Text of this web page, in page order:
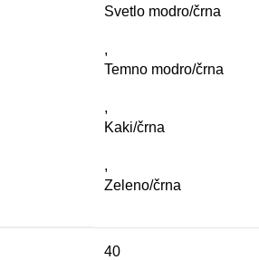
Svetlo modro/črna
,
Temno modro/črna
,
Kaki/črna
,
Zeleno/črna
40